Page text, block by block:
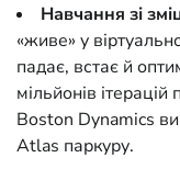
Навчання зі
«живе» у
падає, встає й
мільйонів
Boston Dynamics
Atlas паркуру.